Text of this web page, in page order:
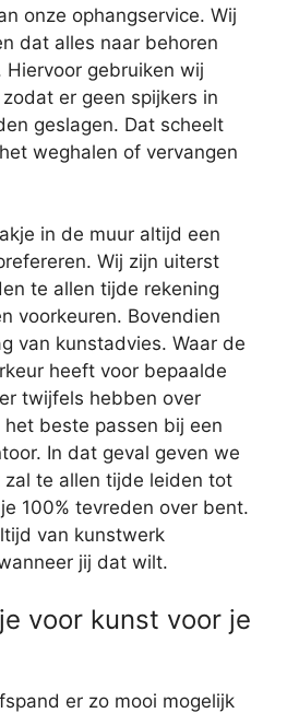
onze ophangservice. Wij
dat alles naar behoren
gebruiken wij
er geen spijkers in
geslagen. Dat scheelt
weghalen of vervangen
in de muur altijd een
Wij zijn uiterst
te allen tijde rekening
voorkeuren. Bovendien
van kunstadvies. Waar de
heeft voor bepaalde
twijfels hebben over
beste passen bij een
In dat geval geven we
zal te allen tijde leiden tot
100% tevreden over bent.
van kunstwerk
jij dat wilt.
voor kunst voor je
er zo mooi mogelijk